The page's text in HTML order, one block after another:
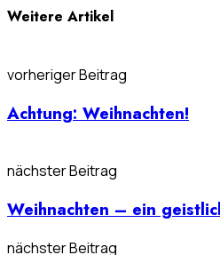
Weitere Artikel
vorheriger Beitrag
Achtung: Weihnachten!
nächster Beitrag
Weihnachten – ein
nächster Beitrag